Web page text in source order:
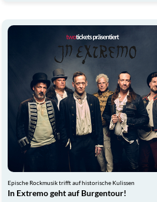
Epische Rockmusik trifft auf historische Kulissen
In Extremo geht auf Burgentour!